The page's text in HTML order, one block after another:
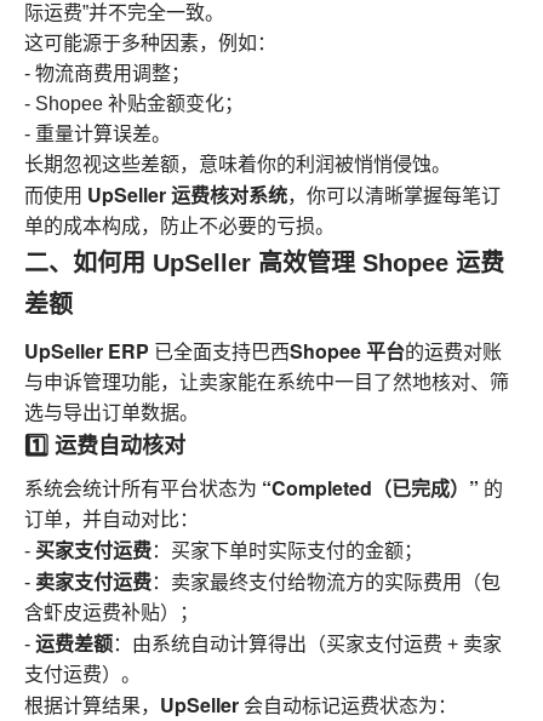
际运费”并不完全一致。
这可能源于多种因素，例如：
- 物流商费用调整；
- Shopee 补贴金额变化；
- 重量计算误差。
长期忽视这些差额，意味着你的利润被悄悄侵蚀。
而使用 UpSeller 运费核对系统，你可以清晰掌握每笔订
单的成本构成，防止不必要的亏损。
二、如何用 UpSeller 高效管理 Shopee 运费
差额
UpSeller ERP 已全面支持巴西Shopee 平台的运费对账
与申诉管理功能，让卖家能在系统中一目了然地核对、筛
选与导出订单数据。
1️⃣ 运费自动核对
系统会统计所有平台状态为 “Completed（已完成）” 的
订单，并自动对比：
- 买家支付运费：买家下单时实际支付的金额；
- 卖家支付运费：卖家最终支付给物流方的实际费用（包
含虾皮运费补贴）；
- 运费差额：由系统自动计算得出（买家支付运费 + 卖家
支付运费）。
根据计算结果， UpSeller 会自动标记运费状态为：